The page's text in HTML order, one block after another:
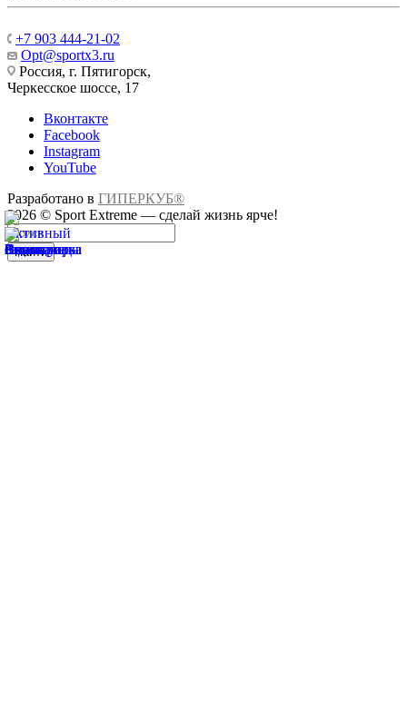
+7 903 444-21-02
Opt@sportx3.ru
Россия, г. Пятигорск,
Черкесское шоссе, 17
Вконтакте
Facebook
Instagram
YouTube
Разработано в ГИПЕРКУБ®
2026 © Sport Extreme — сделай жизнь ярче!
Найти